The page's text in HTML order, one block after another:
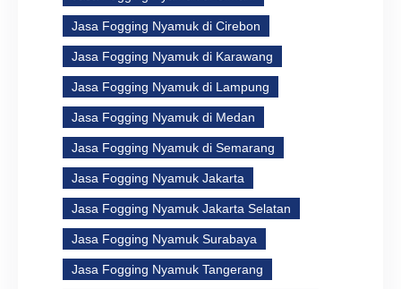
Jasa Fogging Nyamuk di Cirebon
Jasa Fogging Nyamuk di Karawang
Jasa Fogging Nyamuk di Lampung
Jasa Fogging Nyamuk di Medan
Jasa Fogging Nyamuk di Semarang
Jasa Fogging Nyamuk Jakarta
Jasa Fogging Nyamuk Jakarta Selatan
Jasa Fogging Nyamuk Surabaya
Jasa Fogging Nyamuk Tangerang